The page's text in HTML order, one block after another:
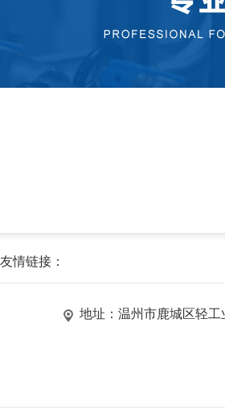
友情链接：
地址：温州市鹿城区轻